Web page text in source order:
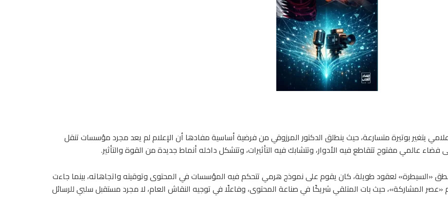
يتغير بوتيرة متسارعة، حيث ينطلق الدكتور المرزوقي من فرضية أساسية مفادها أن الإعلام لم يعد مجرد مؤسسات تنقل
عالمي مفتوح تتقاطع فيه الأدوار، وتتشابك فيه التأثيرات، وتتشكل داخله أنماط جديدة من القوة والتأثير.
«السيطرة» لعقود طويلة، كان يقوم على نموذج هرمي تتحكم فيه المؤسسات في المحتوى وتوقيته واتجاهاته، بينما جاءت
«عصر المشاركة»، حيث بات المتلقي شريكًا في صناعة المحتوى، وفاعلًا في توجيه النقاش العام، لا مجرد مستقبل سلبي للرسائل